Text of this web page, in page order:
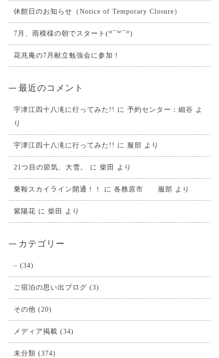
休館日のお知らせ（Notice of Temporary Closure）
7月、雨模様の朝でスタート(꒪¯꒳​¯꒪)
花兆庵の7月献立勉強会に参加！
最近のコメント
宇津江四十八滝に行ってみた!! に 予約センター：細谷 よ
り
宇津江四十八滝に行ってみた!! に 服部 より
21つ目の節気、大雪。 に 柴田 より
乗鞍スカイライン開通！！ に 各務原市 服部 より
紫陽花 に 柴田 より
カテゴリー
– (34)
ご宿泊の思い出ブログ (3)
その他 (20)
メディア掲載 (34)
未分類 (374)